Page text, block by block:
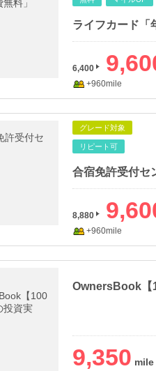
ライフカード「
6,400
+960mile
グレード対象
リピート可
合宿免許受付セ
8,880
+960mile
OwnersBook【
9,350